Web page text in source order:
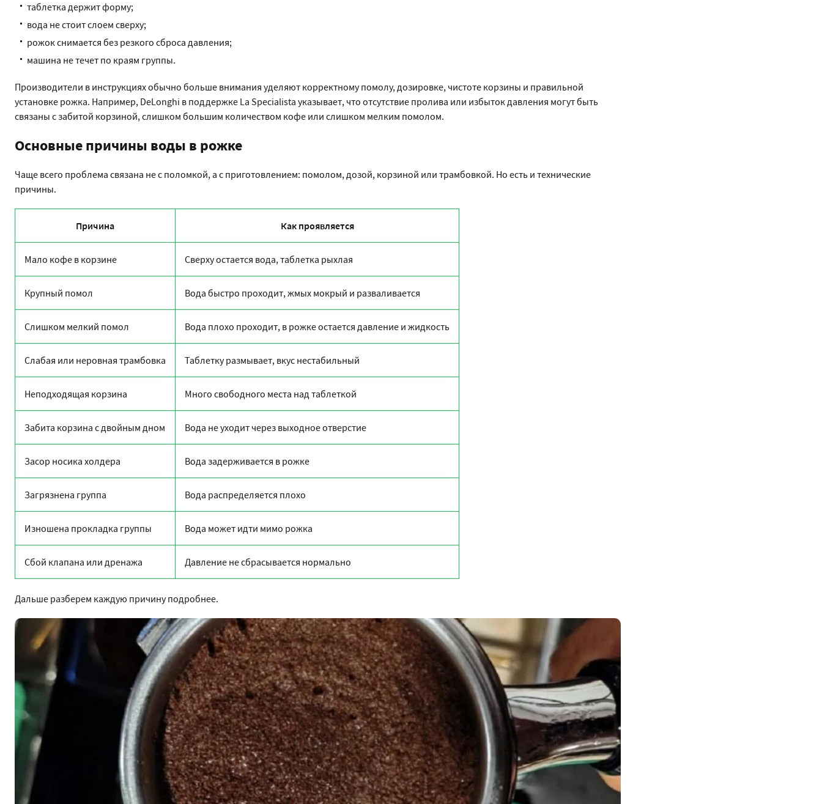
таблетка держит форму;
вода не стоит слоем сверху;
рожок снимается без резкого сброса давления;
машина не течет по краям группы.
Производители в инструкциях обычно больше внимания уделяют корректному помолу, дозировке, чистоте корзины и правильной
установке рожка. Например, DeLonghi в поддержке La Specialista указывает, что отсутствие пролива или избыток давления могут быть
связаны с забитой корзиной, слишком большим количеством кофе или слишком мелким помолом.
Основные причины воды в рожке
Чаще всего проблема связана не с поломкой, а с приготовлением: помолом, дозой, корзиной или трамбовкой. Но есть и технические
причины.
Причина Как проявляется
Мало кофе в корзине Сверху остается вода, таблетка рыхлая
Крупный помол Вода быстро проходит, жмых мокрый и разваливается
Слишком мелкий помол Вода плохо проходит, в рожке остается давление и жидкость
Слабая или неровная трамбовка Таблетку размывает, вкус нестабильный
Неподходящая корзина Много свободного места над таблеткой
Забита корзина с двойным дном Вода не уходит через выходное отверстие
Засор носика холдера Вода задерживается в рожке
Загрязнена группа Вода распределяется плохо
Изношена прокладка группы Вода может идти мимо рожка
Сбой клапана или дренажа Давление не сбрасывается нормально
Дальше разберем каждую причину подробнее.